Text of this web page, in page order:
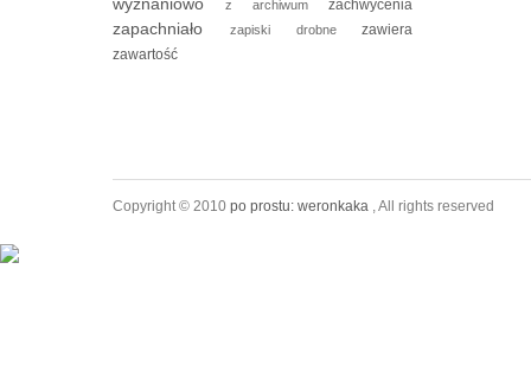
z archiwumzachwycenia
zapachniało zapiski drobnezawiera
zawartość
Copyright © 2010 po prostu: weronkaka , All rights reserved